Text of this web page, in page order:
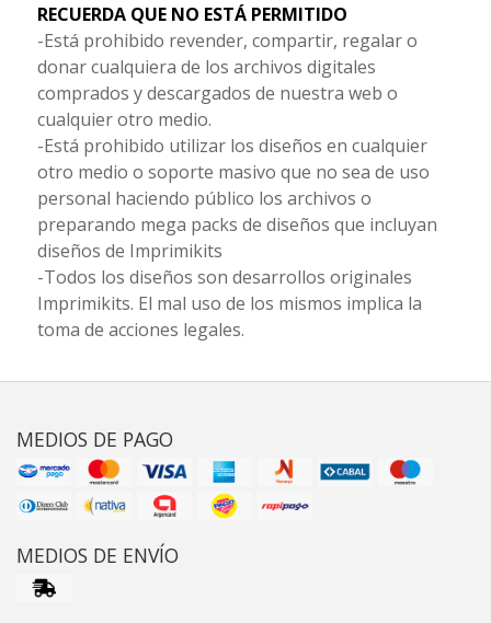
RECUERDA QUE NO ESTÁ PERMITIDO
-Está prohibido revender, compartir, regalar o
donar cualquiera de los archivos digitales
comprados y descargados de nuestra web o
cualquier otro medio.
-Está prohibido utilizar los diseños en cualquier
otro medio o soporte masivo que no sea de uso
personal haciendo público los archivos o
preparando mega packs de diseños que incluyan
diseños de Imprimikits
-Todos los diseños son desarrollos originales
Imprimikits. El mal uso de los mismos implica la
toma de acciones legales.
MEDIOS DE PAGO
MEDIOS DE ENVÍO